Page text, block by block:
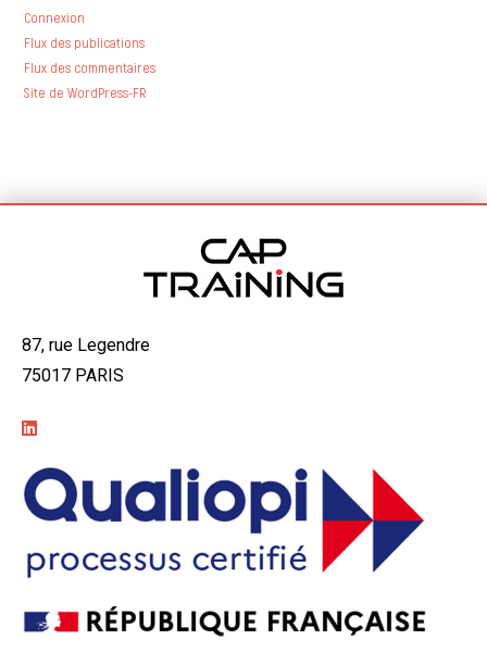
Connexion
Flux des publications
Flux des commentaires
Site de WordPress-FR
87, rue Legendre
75017 PARIS